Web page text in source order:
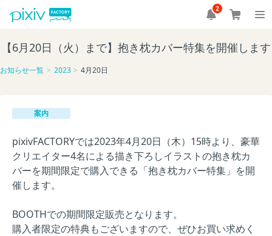
2
【6月20日（火）まで】抱き枕カバー特集を開催します
お知らせ一覧 2023 4月20日
案内
pixivFACTORYでは2023年4月20日（木）15時より、豪華
クリエイター4名による描き下ろしイラストの抱き枕カ
バーを期間限定で購入できる「抱き枕カバー特集」を開
催します。
BOOTHでの期間限定販売となります。
購入者限定の特典もございますので、ぜひお買い求めく